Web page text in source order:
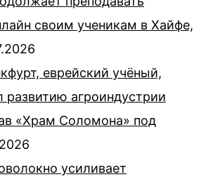
своим ученикам в Хайфе,
еврейский учёный,
развитию агроиндустрии
«Храм Соломона» под
усиливает